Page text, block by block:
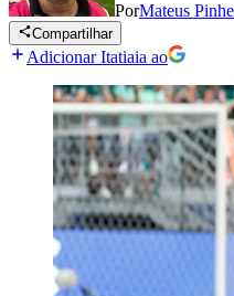
PorMateus
Compartilhar
Adicionar Itatiaia ao